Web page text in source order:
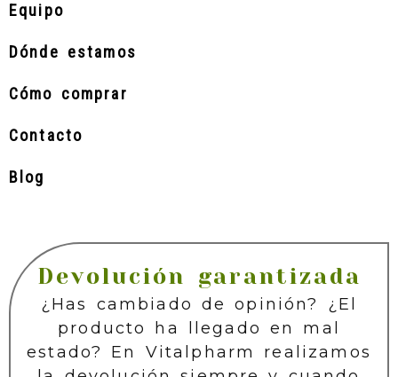
Equipo
Dónde estamos
Cómo comprar
Contacto
Blog
Devolución garantizada
¿Has cambiado de opinión? ¿El
producto ha llegado en mal
estado? En Vitalpharm realizamos